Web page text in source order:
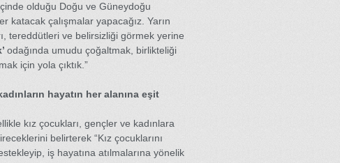
olduğu Doğu ve Güneydoğu
katacak çalışmalar yapacağız. Yarın
tereddütleri ve belirsizliği görmek yerine
odağında umudu çoğaltmak, birlikteliği
için yola çıktık.”
hayatın her alanına eşit
kız çocukları, gençler ve kadınlara
belirterek “Kız çocuklarını
iş hayatına atılmalarına yönelik